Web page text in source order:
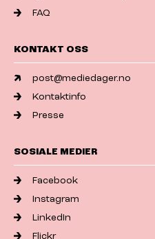
FAQ
KONTAKT OSS
post@mediedager.no
Kontaktinfo
Presse
SOSIALE MEDIER
Facebook
Instagram
LinkedIn
Flickr